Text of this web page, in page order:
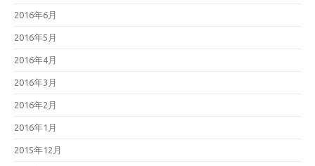
2016年6月
2016年5月
2016年4月
2016年3月
2016年2月
2016年1月
2015年12月